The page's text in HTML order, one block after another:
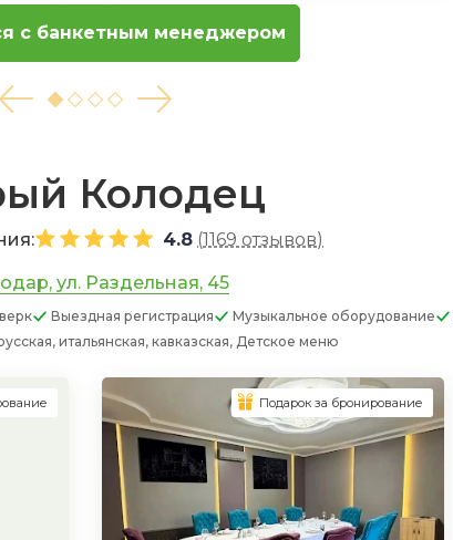
с банкетным менеджером
Колодец
4.8 (1169 отзывов)
ул. Раздельная, 45
Выездная регистрация Музыкальное оборудование
итальянская, кавказская, Детское меню
Подарок за бронирование